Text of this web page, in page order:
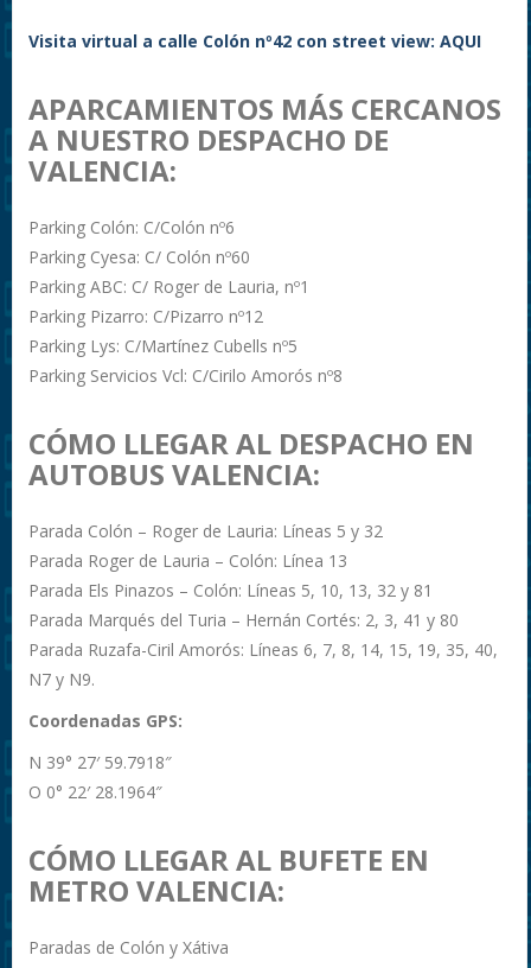
Visita virtual a calle Colón nº42 con street view: AQUI
APARCAMIENTOS MÁS CERCANOS
A NUESTRO DESPACHO DE
VALENCIA:
Parking Colón: C/Colón nº6
Parking Cyesa: C/ Colón nº60
Parking ABC: C/ Roger de Lauria, nº1
Parking Pizarro: C/Pizarro nº12
Parking Lys: C/Martínez Cubells nº5
Parking Servicios Vcl: C/Cirilo Amorós nº8
CÓMO LLEGAR AL DESPACHO EN
AUTOBUS VALENCIA:
Parada Colón – Roger de Lauria: Líneas 5 y 32
Parada Roger de Lauria – Colón: Línea 13
Parada Els Pinazos – Colón: Líneas 5, 10, 13, 32 y 81
Parada Marqués del Turia – Hernán Cortés: 2, 3, 41 y 80
Parada Ruzafa-Ciril Amorós: Líneas 6, 7, 8, 14, 15, 19, 35, 40,
N7 y N9.
Coordenadas GPS:
N 39° 27′ 59.7918″
O 0° 22′ 28.1964″
CÓMO LLEGAR AL BUFETE EN
METRO VALENCIA:
Paradas de Colón y Xátiva